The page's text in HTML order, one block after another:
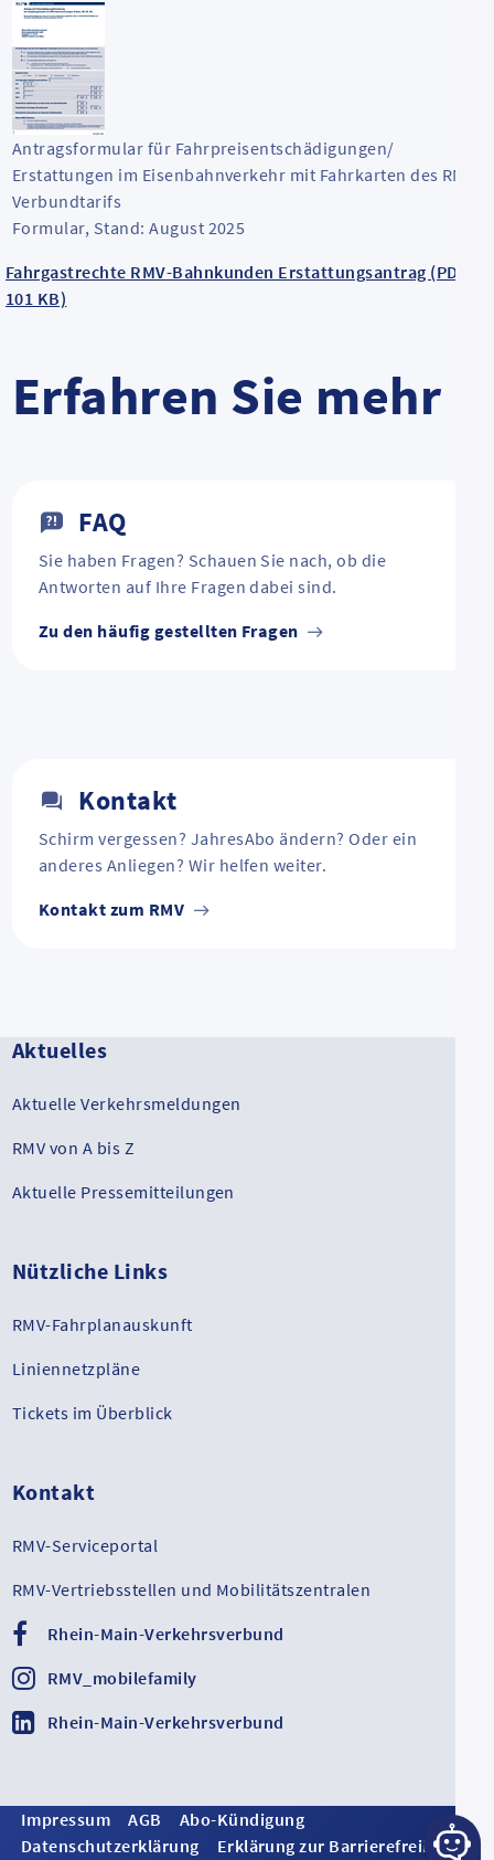
Antragsformular für Fahrpreisentschädigungen/
Erstattungen im Eisenbahnverkehr mit Fahrkarten des RMV-
Verbundtarifs
Formular, Stand: August 2025
Fahrgastrechte RMV-Bahnkunden Erstattungsantrag (PDF,
101 KB)
Erfahren Sie mehr
FAQ
Sie haben Fragen? Schauen Sie nach, ob die
Antworten auf Ihre Fragen dabei sind.
Zu den häufig gestellten Fragen
Kontakt
Schirm vergessen? JahresAbo ändern? Oder ein
anderes Anliegen? Wir helfen weiter.
Kontakt zum RMV
Aktuelles
Aktuelle Verkehrsmeldungen
RMV von A bis Z
Aktuelle Pressemitteilungen
Nützliche Links
RMV-Fahrplanauskunft
Liniennetzpläne
Tickets im Überblick
Kontakt
RMV-Serviceportal
RMV-Vertriebsstellen und Mobilitätszentralen
Rhein-Main-Verkehrsverbund
RMV_mobilefamily
Rhein-Main-Verkehrsverbund
Impressum AGB
Abo-Kündigung
Datenschutzerklärung
Erklärung zur Barrierefreiheit